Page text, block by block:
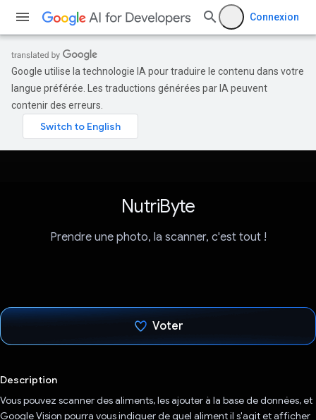
Connexion
Google utilise la technologie IA pour traduire le contenu dans votre
langue préférée. Les traductions générées par IA peuvent
contenir des erreurs.
NutriByte
Prendre une photo, la scanner, c'est tout !
Voter
Description
Vous pouvez scanner des aliments, les ajouter à la base de données, et
Google Vision pourra vous indiquer de quel aliment il s'agit et afficher